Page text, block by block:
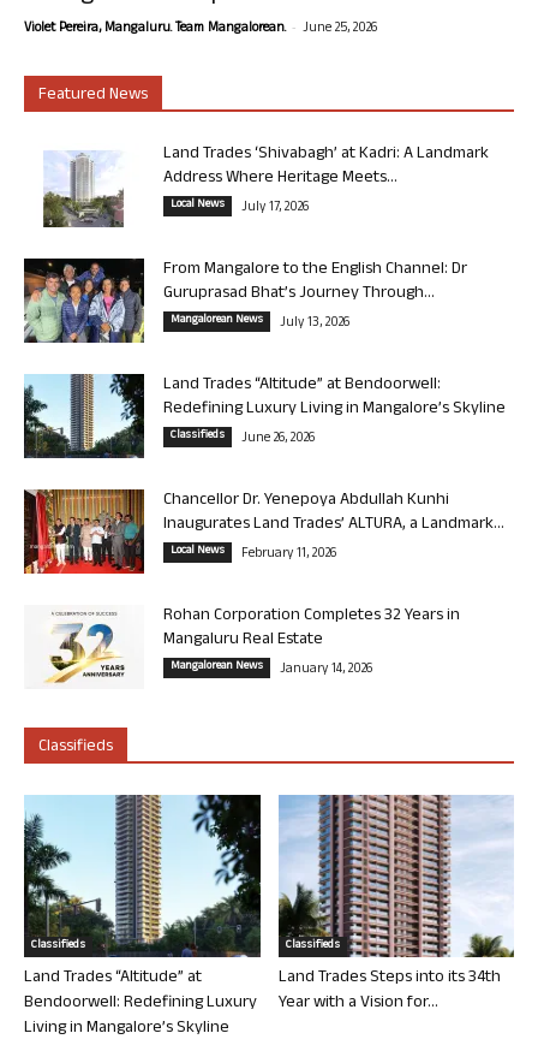
Violet Pereira, Mangaluru. Team Mangalorean. - June 25, 2026
Featured News
Land Trades ‘Shivabagh’ at Kadri: A Landmark
Address Where Heritage Meets...
Local News July 17, 2026
From Mangalore to the English Channel: Dr
Guruprasad Bhat’s Journey Through...
Mangalorean News July 13, 2026
Land Trades “Altitude” at Bendoorwell:
Redefining Luxury Living in Mangalore’s Skyline
Classifieds June 26, 2026
Chancellor Dr. Yenepoya Abdullah Kunhi
Inaugurates Land Trades’ ALTURA, a Landmark...
Local News February 11, 2026
Rohan Corporation Completes 32 Years in
Mangaluru Real Estate
Mangalorean News January 14, 2026
Classifieds
Classifieds
Land Trades “Altitude” at
Bendoorwell: Redefining Luxury
Living in Mangalore’s Skyline
Classifieds
Land Trades Steps into its 34th
Year with a Vision for...